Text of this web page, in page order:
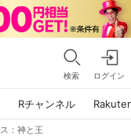
検索 ログイン
Rチャンネル
：神と王